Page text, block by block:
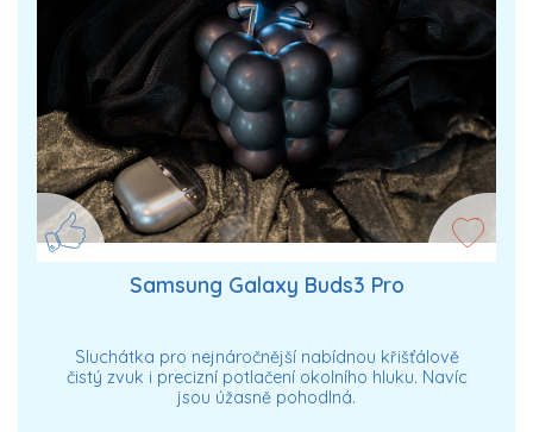
Samsung Galaxy Buds3 Pro
Sluchátka pro nejnáročnější nabídnou křišťálově
čistý zvuk i precizní potlačení okolního hluku. Navíc
jsou úžasně pohodlná.